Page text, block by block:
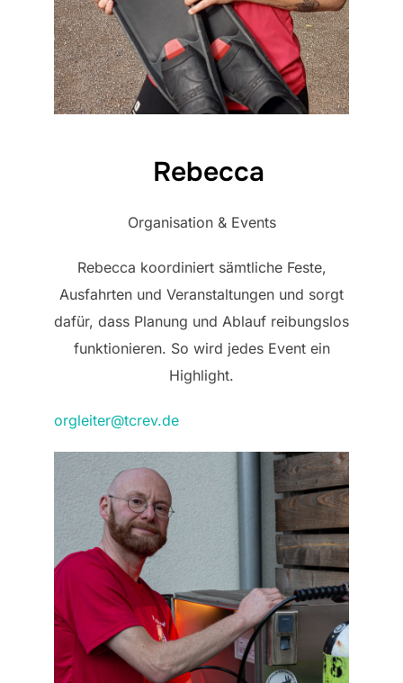
Rebecca
Organisation & Events
Rebecca koordiniert sämtliche Feste,
Ausfahrten und Veranstaltungen und sorgt
dafür, dass Planung und Ablauf reibungslos
funktionieren. So wird jedes Event ein
Highlight.
orgleiter@tcrev.de